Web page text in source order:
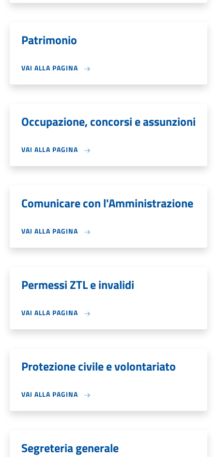
Patrimonio
VAI ALLA PAGINA
Occupazione, concorsi e assunzioni
VAI ALLA PAGINA
Comunicare con l'Amministrazione
VAI ALLA PAGINA
Permessi ZTL e invalidi
VAI ALLA PAGINA
Protezione civile e volontariato
VAI ALLA PAGINA
Segreteria generale